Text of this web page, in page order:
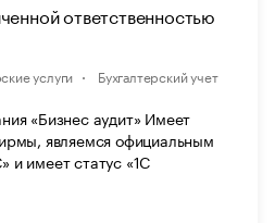
ответственностью
услуги Бухгалтерский учет
«Бизнес аудит» Имеет
являемся официальным
и имеет статус «1С